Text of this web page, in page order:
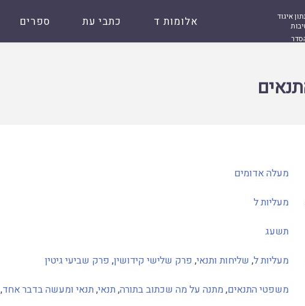
איגוד
אלומות ד כתבי עת ספרים
מעלה אדומים
מעליות ל
תשעג
מעליות ל, שליחות ותנאי, פרק שלישי קידושין, פרק שביעי גיטין
משפטי התנאים,מתנה על מה שכתוב בתורה, תנאי, תנאי ומעשה בדבר אחד,